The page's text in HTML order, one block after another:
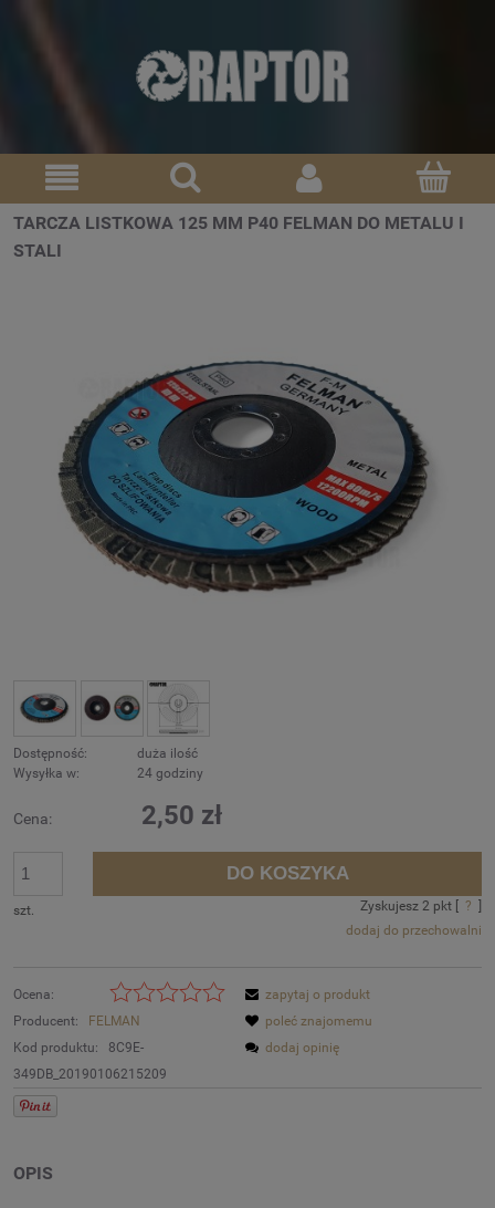
TARCZA LISTKOWA 125 MM P40 FELMAN DO METALU I
STALI
Dostępność:
duża ilość
Wysyłka w:
24 godziny
Cena: 2,50 zł
szt.
DO KOSZYKA
Zyskujesz 2 pkt [ ? ]
dodaj do przechowalni
Ocena:
Producent:
FELMAN
Kod produktu:
8C9E-
349DB_20190106215209
zapytaj o produkt
poleć znajomemu
dodaj opinię
OPIS